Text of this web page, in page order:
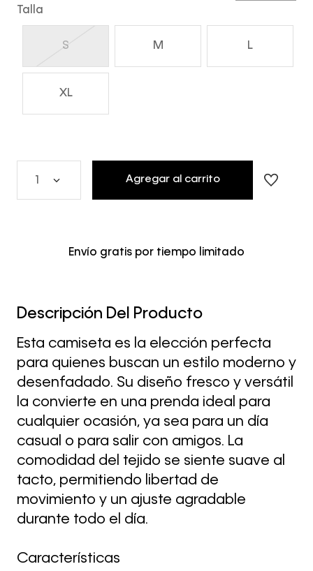
Talla
S M L
XL
Agregar al carrito
Envío gratis por tiempo limitado
Descripción Del Producto
Esta camiseta es la elección perfecta
para quienes buscan un estilo moderno y
desenfadado. Su diseño fresco y versátil
la convierte en una prenda ideal para
cualquier ocasión, ya sea para un día
casual o para salir con amigos. La
comodidad del tejido se siente suave al
tacto, permitiendo libertad de
movimiento y un ajuste agradable
durante todo el día.
Características